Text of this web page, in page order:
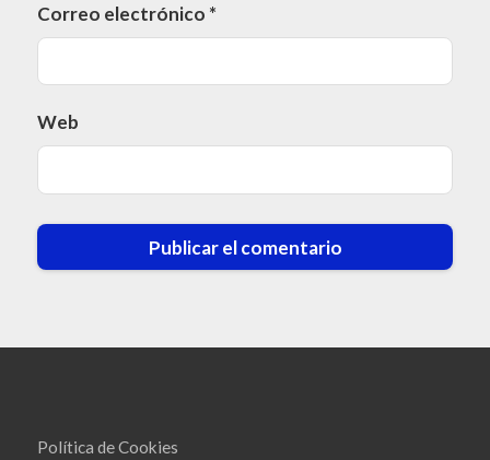
Correo electrónico *
Web
Política de Cookies